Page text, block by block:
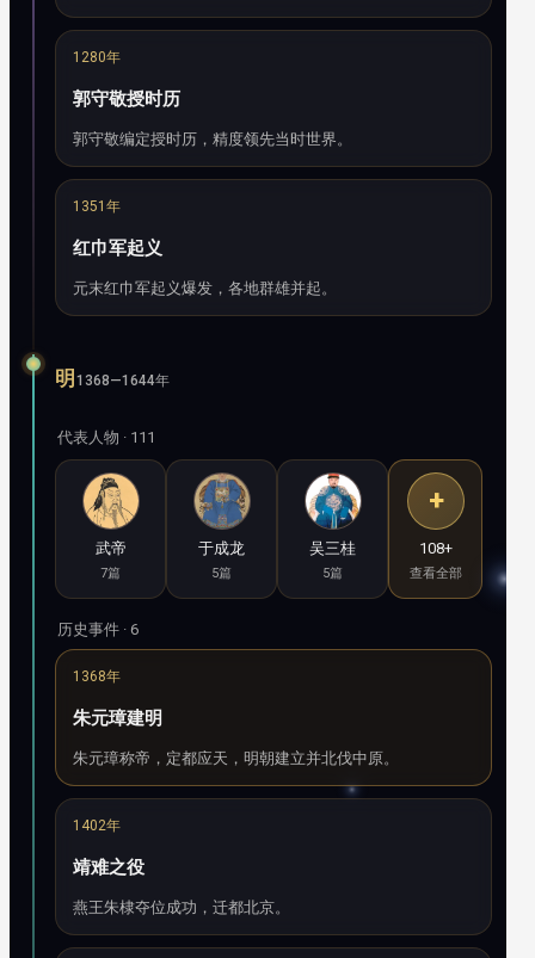
1280年
郭守敬授时历
郭守敬编定授时历，精度领先当时世界。
1351年
红巾军起义
元末红巾军起义爆发，各地群雄并起。
明 1368—1644年
代表人物 · 111
武帝
7篇
于成龙
5篇
吴三桂
5篇
+
108+
查看全部
历史事件 · 6
1368年
朱元璋建明
朱元璋称帝，定都应天，明朝建立并北伐中原。
1402年
靖难之役
燕王朱棣夺位成功，迁都北京。